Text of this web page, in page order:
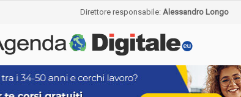
Direttore responsabile: Alessandro Longo